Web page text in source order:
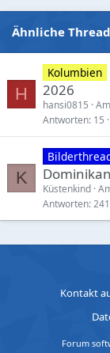
Ähnliche
H
Kolumbien
2026
hansi0815
Antworten 15
K
Küstenkind
Antworten 241
Kontakt
Forum